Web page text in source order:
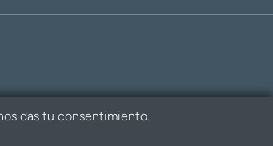
das tu consentimiento.